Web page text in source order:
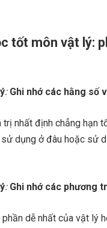
tốt môn vật lý:
: Ghi nhớ các hằng số
nhất định chẳng hạn
dụng ở đâu hoặc sử
: Ghi nhớ các phương
dễ nhất của vật lý